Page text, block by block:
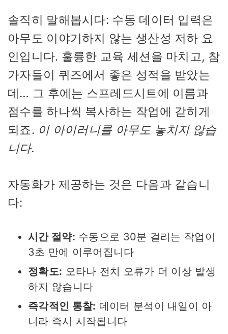
솔직히 말해봅시다: 수동 데이터 입력은
아무도 이야기하지 않는 생산성 저하 요
인입니다. 훌륭한 교육 세션을 마치고, 참
가자들이 퀴즈에서 좋은 성적을 받았는
데… 그 후에는 스프레드시트에 이름과
점수를 하나씩 복사하는 작업에 갇히게
되죠. 이 아이러니를 아무도 놓치지 않습
니다.
자동화가 제공하는 것은 다음과 같습니
다:
시간 절약: 수동으로 30분 걸리는 작업이
3초 만에 이루어집니다
정확도: 오타나 전치 오류가 더 이상 발생
하지 않습니다
즉각적인 통찰: 데이터 분석이 내일이 아
니라 즉시 시작됩니다